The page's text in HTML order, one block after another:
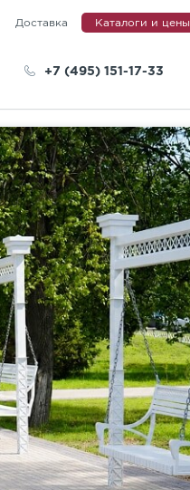
Доставка Каталоги и цены
+7 (495) 151-17-33